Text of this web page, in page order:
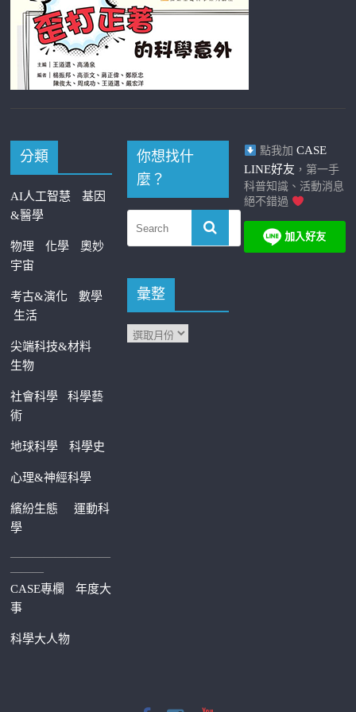
分類
AI人工智慧
基因
&醫學
物理 化學
奧妙
宇宙
考古&演化
數學
生活
尖端科技&材料
生物
社會科學科學藝
術
地球科學 科學史
心理&神經科學
繽紛生態運動科
學
—————————
———
CASE專欄
年度大
事
科學大人物
你想找什
麼？
彙整
點我加 CASE
LINE好友 ，第一手
科普知識、活動消息
絕不錯過